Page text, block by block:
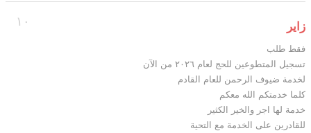
١٠ زاير
فقط طلب
تسجيل المتطوعين للحج لعام ٢٠٢٦ من الآن
لخدمة ضيوف الرحمن للعام القادم
كلما خدمتكم الله معكم
خدمة لها اجر والخير الكثير
للقادرين على الخدمة مع التحية